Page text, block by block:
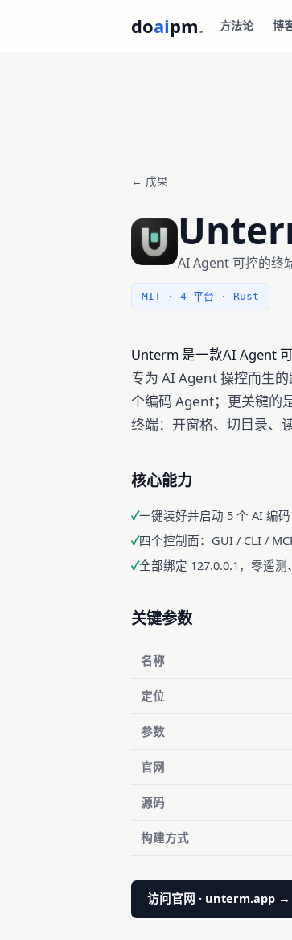
doaipm. 方法论 博
← 成果
AI Agent 可控的终
MIT · 4 平台 · Rust
Unterm 是一款AI Agent
专为 AI Agent 操控而生
个编码 Agent；更关键的
终端：开窗格、切目录、
核心能力
一键装好并启动 5 个 AI 编
四个控制面：GUI / CLI /
全部绑定 127.0.0.1，零遥测
关键参数
名称
定位
参数
官网
源码
构建方式
访问官网 · unterm.app →